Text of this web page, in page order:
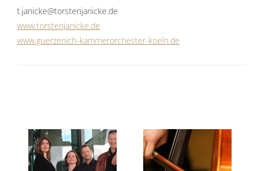
t.janicke@torstenjanicke.de
www.torstenjanicke.de
www.guerzenich-kammerorchester-koeln.de